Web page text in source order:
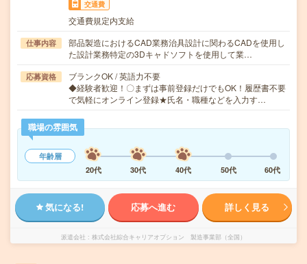
交通費
交通費規定内支給
仕事内容
部品製造におけるCAD業務治具設計に関わるCADを使用し
た設計業務特定の3Dキャドソフトを使用して業…
応募資格
ブランクOK / 英語力不要
◆経験者歓迎！〇まずは事前登録だけでもOK！履歴書不要
で気軽にオンライン登録★氏名・職種などを入力す…
職場の雰囲気
年齢層
20代
30代 40代 50代 60代
気になる! 応募へ進む 詳しく見る
派遣会社 株式会社綜合キャリアオプション 製造事業部（全国）